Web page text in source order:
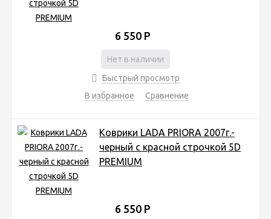
6 550 Р
Нет в наличии
Быстрый просмотр
В избранное
Сравнение
Коврики LADA PRIORA 2007г.-
черный с красной строчкой 5D
PREMIUM
6 550 Р